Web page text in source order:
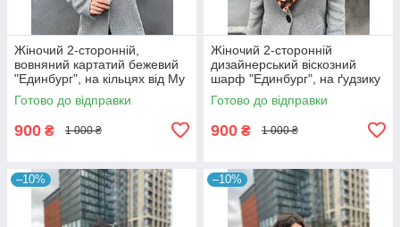
Жіночий 2-сторонній,
вовняний картатий бежевий
"Единбург", на кільцях від My
scarf снуд, бактус
Готово до відправки
900 ₴ 1 000 ₴
Жіночий 2-сторонній
дизайнерський віскозний
шарф "Единбург", на ґудзику
від My scarf з принтом
"Лапки"
Готово до відправки
900 ₴ 1 000 ₴
–10% –10%